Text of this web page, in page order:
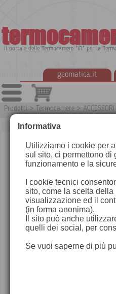
Il portale delle Termocamere "IR" per la
geomatica.it
Prodotti > Termocamere >
Informativa
Utilizziamo i cookie per
sul sito, ci permettono di
funzionamento e la
I cookie tecnici
sito, come la scelta
visualizzazione ed il
(in forma anonima).
Il sito può anche
quelli dei social, per
Se vuoi saperne di più